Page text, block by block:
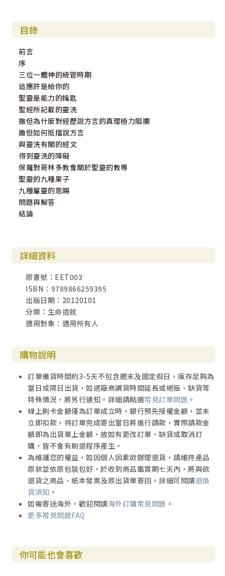
目錄
前言
序
三位一體神的統管時期
這應許是給你的
聖靈是能力的鑰匙
聖經所記載的靈洗
撒但為什麼對經歷說方言的真理極力阻攔
撒但如何抵擋說方言
與靈洗有關的經文
得到靈洗的障礙
保羅對哥林多教會關於聖靈的教導
聖靈的九種果子
九種屬靈的恩賜
問題與解答
結論
詳細資料
原書號：EET003
ISBN：9789866259395
出版日期：20120101
分類：生命造就
適用對象：適用所有人
購物說明
訂單備貨時間約3-5天不包含週末及國定假日，庫存足夠為
當日或隔日出貨，如遇廠商調貨時間延長或絕版、缺貨等
特殊情況，將另行通知。詳細請點選常見訂單問題 。
線上刷卡金額僅為訂單成立時，銀行預先授權金額，並未
立即扣款，待訂單完成寄出當日將進行請款，實際請款金
額即為出貨單上金額，故如有更改訂單、缺貨或取消訂
購，皆不會有刷退程序產生。
為維護您的權益，如因個人因素欲辦理退貨，請維持產品
原狀並依原包裝包好，於收到商品鑑賞期七天內，將與欲
退貨之商品、紙本發票及原出貨單寄回。詳細可閱讀退換
貨須知 。
如需寄送海外，歡迎閱讀海外訂購常見問題 。
更多常見問題FAQ
你可能也會喜歡